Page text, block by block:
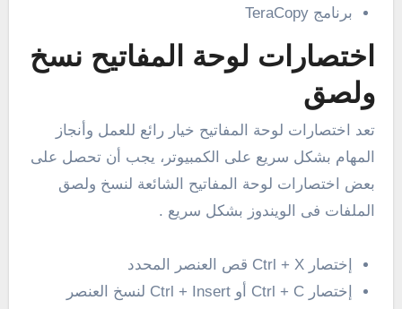
برنامج TeraCopy
اختصارات لوحة المفاتيح نسخ
ولصق
تعد اختصارات لوحة المفاتيح خيار رائع للعمل وأنجاز
المهام بشكل سريع على الكمبيوتر، يجب أن تحصل على
بعض اختصارات لوحة المفاتيح الشائعة لنسخ ولصق
الملفات فى الويندوز بشكل سريع .
إختصار Ctrl + X قص العنصر المحدد
إختصار Ctrl + C أو Ctrl + Insert لنسخ العنصر